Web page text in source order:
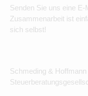
Senden Sie uns eine
Zusammenarbeit ist
sich selbst!
Schmeding &